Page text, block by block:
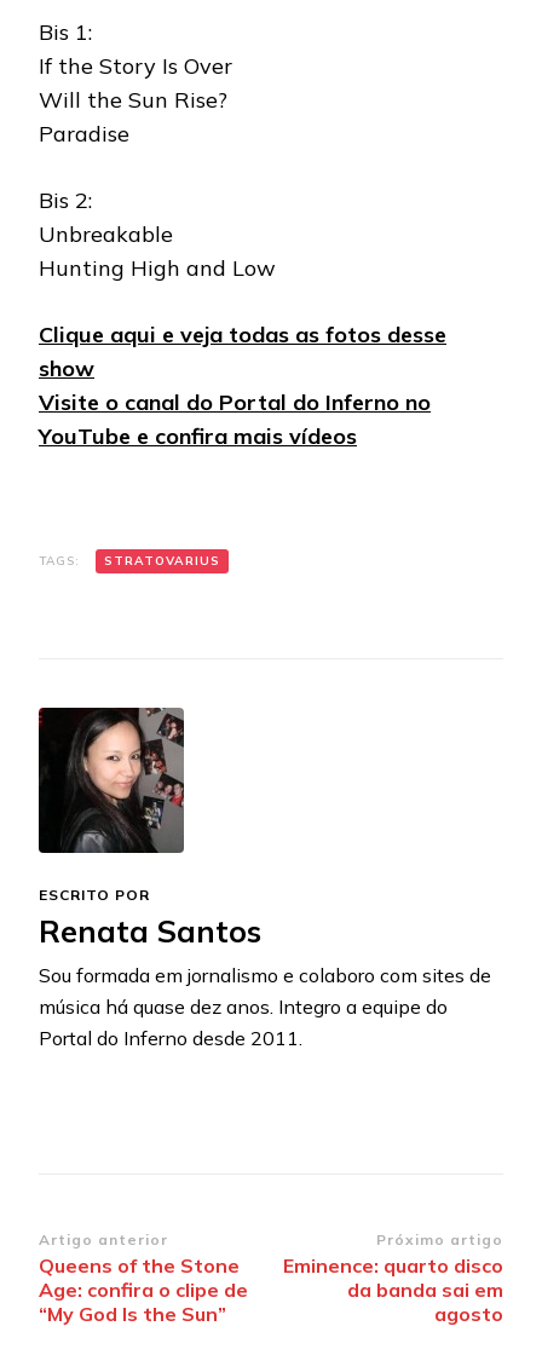
Bis 1:
If the Story Is Over
Will the Sun Rise?
Paradise
Bis 2:
Unbreakable
Hunting High and Low
Clique aqui e veja todas as fotos desse
show
Visite o canal do Portal do Inferno no
YouTube e confira mais vídeos
TAGS: STRATOVARIUS
ESCRITO POR
Renata Santos
Sou formada em jornalismo e colaboro com sites de
música há quase dez anos. Integro a equipe do
Portal do Inferno desde 2011.
Navegação
de
post
Artigo anterior
Queens of the Stone
Age: confira o clipe de
“My God Is the Sun”
Próximo artigo
Eminence: quarto disco
da banda sai em
agosto